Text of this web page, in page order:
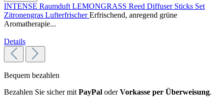
INTENSE Raumduft LEMONGRASS Reed Diffuser Sticks Set
Zitronengras LufterfrischerErfrischend, anregend grüne
Aromatherapie...
Details
Bequem bezahlen
Bezahlen Sie sicher mit PayPal oderVorkasse per Überweisung.